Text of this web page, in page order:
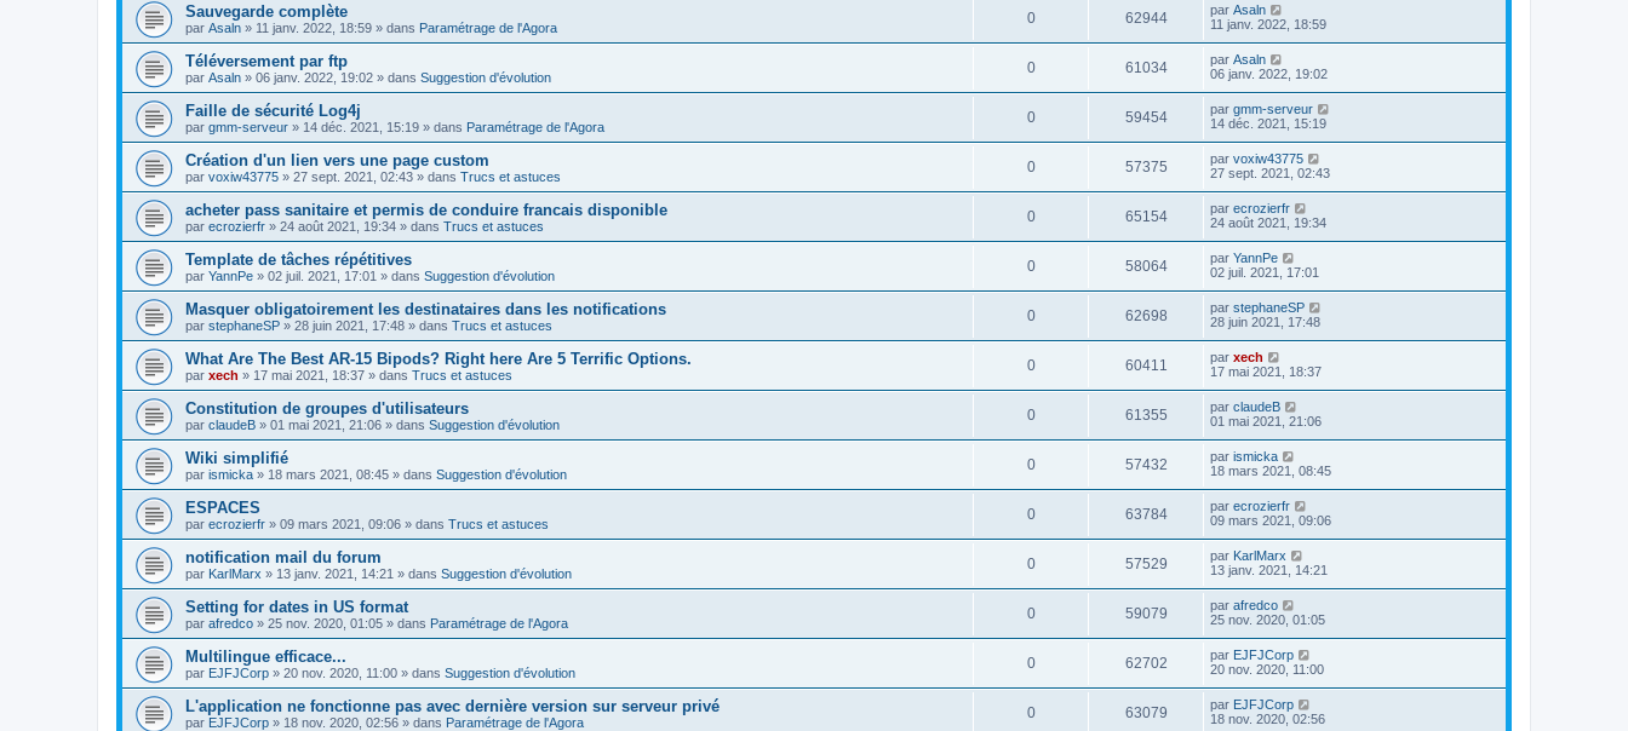
Sauvegarde complète
par Asaln » 11 janv. 2022, 18:59 » dans Paramétrage de l'Agora
0 62944 par Asaln
11 janv. 2022, 18:59
Téléversement par ftp
par Asaln » 06 janv. 2022, 19:02 » dans Suggestion d'évolution
0 61034 par Asaln
06 janv. 2022, 19:02
Faille de sécurité Log4j
par gmm-serveur » 14 déc. 2021, 15:19 » dans Paramétrage de l'Agora
0 59454 par gmm-serveur
14 déc. 2021, 15:19
Création d'un lien vers une page custom
par voxiw43775 » 27 sept. 2021, 02:43 » dans Trucs et astuces
0 57375 par voxiw43775
27 sept. 2021, 02:43
acheter pass sanitaire et permis de conduire francais disponible
par ecrozierfr » 24 août 2021, 19:34 » dans Trucs et astuces
0 65154 par ecrozierfr
24 août 2021, 19:34
Template de tâches répétitives
par YannPe » 02 juil. 2021, 17:01 » dans Suggestion d'évolution
0 58064 par YannPe
02 juil. 2021, 17:01
Masquer obligatoirement les destinataires dans les notifications
par stephaneSP » 28 juin 2021, 17:48 » dans Trucs et astuces
0 62698 par stephaneSP
28 juin 2021, 17:48
What Are The Best AR-15 Bipods? Right here Are 5 Terrific Options.
par xech » 17 mai 2021, 18:37 » dans Trucs et astuces
0 60411 par xech
17 mai 2021, 18:37
Constitution de groupes d'utilisateurs
par claudeB » 01 mai 2021, 21:06 » dans Suggestion d'évolution
0 61355 par claudeB
01 mai 2021, 21:06
Wiki simplifié
par ismicka » 18 mars 2021, 08:45 » dans Suggestion d'évolution
0 57432 par ismicka
18 mars 2021, 08:45
ESPACES
par ecrozierfr » 09 mars 2021, 09:06 » dans Trucs et astuces
0 63784 par ecrozierfr
09 mars 2021, 09:06
notification mail du forum
par KarlMarx » 13 janv. 2021, 14:21 » dans Suggestion d'évolution
0 57529 par KarlMarx
13 janv. 2021, 14:21
Setting for dates in US format
par afredco » 25 nov. 2020, 01:05 » dans Paramétrage de l'Agora
0 59079 par afredco
25 nov. 2020, 01:05
Multilingue efficace...
par EJFJCorp » 20 nov. 2020, 11:00 » dans Suggestion d'évolution
0 62702 par EJFJCorp
20 nov. 2020, 11:00
L'application ne fonctionne pas avec dernière version sur serveur privé
par EJFJCorp » 18 nov. 2020, 02:56 » dans Paramétrage de l'Agora
0 63079 par EJFJCorp
18 nov. 2020, 02:56